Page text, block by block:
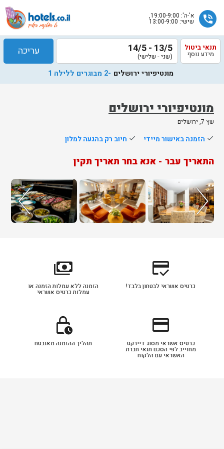
phone_in_talk א'-ה': 19:00-9:00,
שישי: 13:00-9:00
מונטיפיורי ירושלים
שץ 7, ירושלים
תנאי ביטול
מידע נוסף 13/5 - 14/5
(שני - שלישי) עריכה
מונטיפיורי ירושלים -2 מבוגרים ללילה 1
done הזמנה באישור מיידי done חיוב רק בהגעה למלון
התאריך עבר - אנא בחר תאריך תקין
שלח
הוטלס
אליך
בשעות
הפעילות
credit_score
כרטיס אשראי לבטחון בלבד!
payments
הזמנה ללא עמלות הזמנה או
עמלות כרטיס אשראי
credit_card
כרטיס אשראי מסוג דיירקט
מחוייב לפי הסכם תנאי חברת
האשראי עם הלקוח
lock_clock
תהליך ההזמנה מאובטח